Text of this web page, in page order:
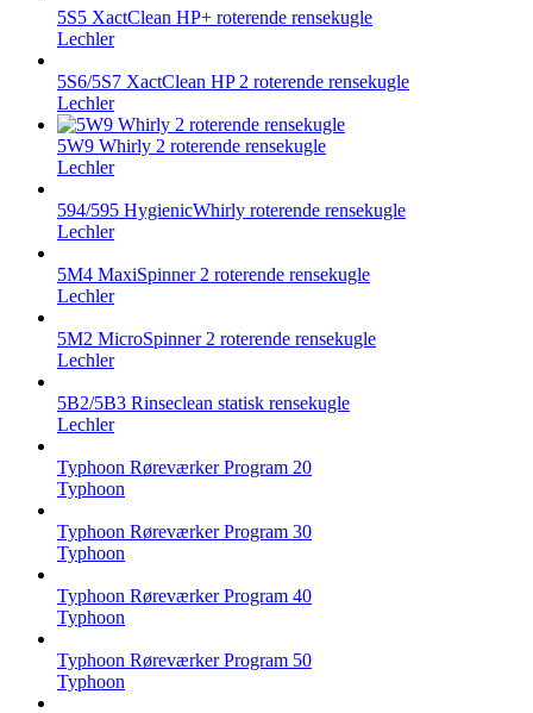
5S5 XactClean HP+ roterende rensekugle
Lechler
5S6/5S7 XactClean HP 2 roterende rensekugle
Lechler
5W9 Whirly 2 roterende rensekugle
Lechler
594/595 HygienicWhirly roterende rensekugle
Lechler
5M4 MaxiSpinner 2 roterende rensekugle
Lechler
5M2 MicroSpinner 2 roterende rensekugle
Lechler
5B2/5B3 Rinseclean statisk rensekugle
Lechler
Typhoon Røreværker Program 20
Typhoon
Typhoon Røreværker Program 30
Typhoon
Typhoon Røreværker Program 40
Typhoon
Typhoon Røreværker Program 50
Typhoon